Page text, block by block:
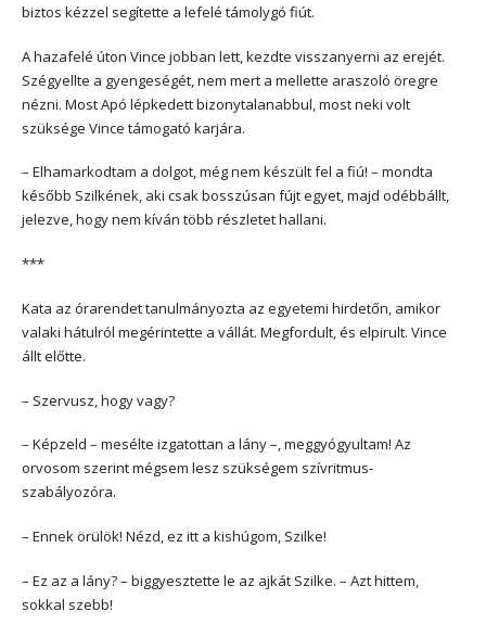
biztos kézzel segítette a lefelé támolygó fiút.
A hazafelé úton Vince jobban lett, kezdte visszanyerni az erejét.
Szégyellte a gyengeségét, nem mert a mellette araszoló öregre
nézni. Most Apó lépkedett bizonytalanabbul, most neki volt
szüksége Vince támogató karjára.
– Elhamarkodtam a dolgot, még nem készült fel a fiú! – mondta
később Szilkének, aki csak bosszúsan fújt egyet, majd odébbállt,
jelezve, hogy nem kíván több részletet hallani.
***
Kata az órarendet tanulmányozta az egyetemi hirdetőn, amikor
valaki hátulról megérintette a vállát. Megfordult, és elpirult. Vince
állt előtte.
– Szervusz, hogy vagy?
– Képzeld – mesélte izgatottan a lány –, meggyógyultam! Az
orvosom szerint mégsem lesz szükségem szívritmus-
szabályozóra.
– Ennek örülök! Nézd, ez itt a kishúgom, Szilke!
– Ez az a lány? – biggyesztette le az ajkát Szilke. – Azt hittem,
sokkal szebb!